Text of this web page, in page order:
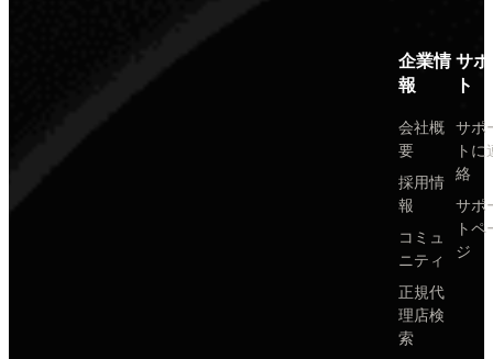
企業情
報
会社概
要
採用情
報
コミュ
ニティ
正規代
理店検
索
サ
ト
サポ
トに
絡
サポ
トペ
ジ